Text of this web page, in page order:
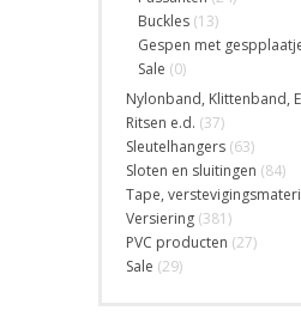
Buckles (13)
Gespen met
Sale (0)
Nylonband, Klittenband,
Ritsen e.d. (37)
Sleutelhangers (63)
Sloten en sluitingen (84)
Tape,
Versiering (381)
PVC producten (27)
Sale (29)